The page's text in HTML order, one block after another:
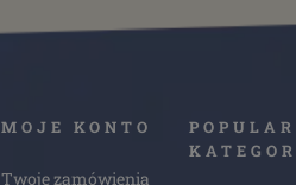
MOJE KONTO
Twoje zamówienia